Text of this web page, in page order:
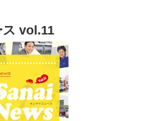
ス vol.11